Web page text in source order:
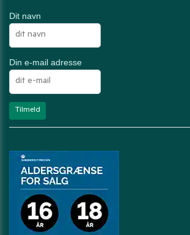
Dit navn
Din e-mail adresse